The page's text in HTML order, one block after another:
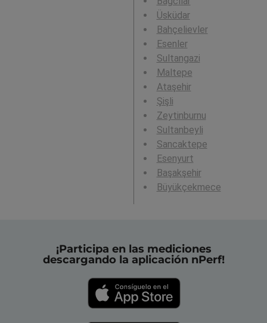
Üsküdar
Bahçelievler
Esenler
Sultangazi
Maltepe
Ataşehir
Şişli
Zeytinburnu
Sultanbeyli
Sancaktepe
Esenyurt
Başakşehir
Büyükçekmece
¡Participa en las mediciones
descargando la aplicación nPerf!